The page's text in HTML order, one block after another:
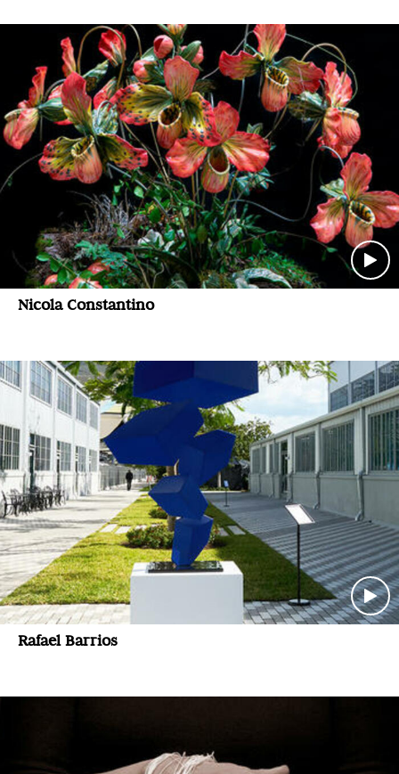
Nicola Constantino
Rafael Barrios